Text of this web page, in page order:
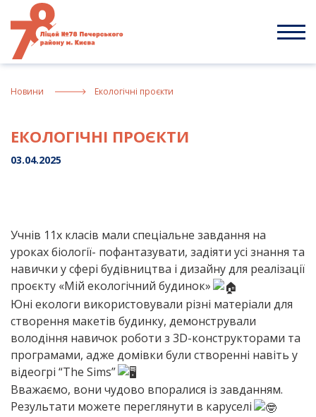
content
Новини Екологічні проєкти
ЕКОЛОГІЧНІ ПРОЄКТИ
03.04.2025
Учнів 11х класів мали спеціальне завдання на
уроках біології- пофантазувати, задіяти усі знання та
навички у сфері будівництва і дизайну для реалізації
проєкту «Мій екологічний будинок»
Юні екологи використовували різні матеріали для
створення макетів будинку, демонстрували
володіння навичок роботи з 3D-конструкторами та
програмами, адже домівки були створенні навіть у
відеогрі “The Sims”
Вважаємо, вони чудово впоралися із завданням.
Результати можете переглянути в каруселі